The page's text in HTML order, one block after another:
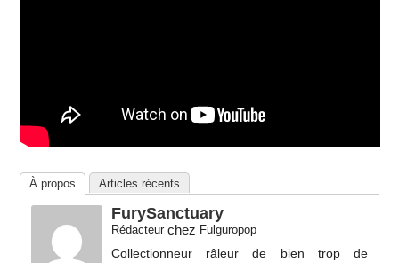
À propos Articles récents
FurySanctuary
Rédacteurchez Fulguropop
Collectionneur râleur de bien trop de